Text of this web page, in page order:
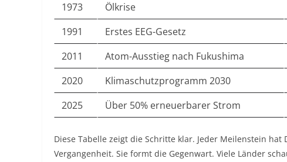
1973
Ölkrise
1991
Erstes EEG-Gesetz
2011
Atom-Ausstieg nach Fukushima
2020
Klimaschutzprogramm 2030
2025
Über 50% erneuerbarer Strom
Diese Tabelle zeigt die Schritte klar. Jeder Meilenstein
Vergangenheit. Sie formt die Gegenwart. Viele Länder